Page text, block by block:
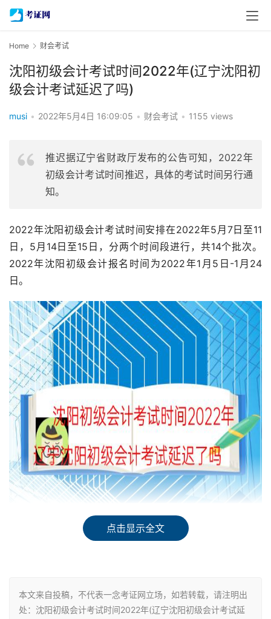
Home 财会考试
沈阳初级会计考试时间2022年(辽宁沈阳初
级会计考试延迟了吗)
musi • 2022年5月4日 16:09:05 • 财会考试 • 1155 views
推迟据辽宁省财政厅发布的公告可知，2022年
初级会计考试时间推迟，具体的考试时间另行通
知。
2022年沈阳初级会计考试时间安排在2022年5月7日至11
日，5月14日至15日，分两个时间段进行，共14个批次。
2022年沈阳初级会计报名时间为2022年1月5日-1月24
日。
考试日程 时间安排
点击显示全文
本文来自投稿，不代表一念考证网立场，如若转载，请注明出
处：沈阳初级会计考试时间2022年(辽宁沈阳初级会计考试延